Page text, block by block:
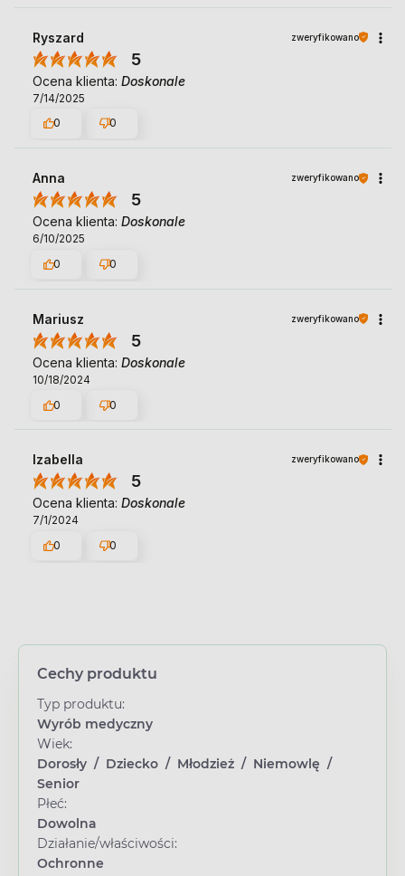
Ryszard zweryfikowano
5
Ocena klienta: Doskonale
7/14/2025
0
0
Anna zweryfikowano
5
Ocena klienta: Doskonale
6/10/2025
0
0
Mariusz zweryfikowano
5
Ocena klienta: Doskonale
10/18/2024
0
0
Izabella zweryfikowano
5
Ocena klienta: Doskonale
7/1/2024
0
0
Cechy produktu
Typ produktu:
Wyrób medyczny
Wiek:
Dorosły / Dziecko / Młodzież / Niemowlę /
Senior
Płeć:
Dowolna
Działanie/właściwości:
Ochronne